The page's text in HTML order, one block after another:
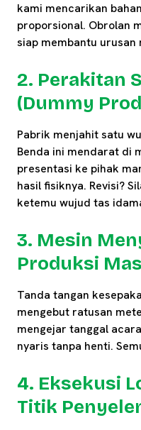
kami mencarikan
proporsional. Obrolan
siap membantu urusan
2. Perakitan
(Dummy
Pabrik menjahit satu
Benda ini mendarat di
presentasi ke pihak
hasil fisiknya. Revisi?
ketemu wujud tas
3. Mesin
Produksi
Tanda tangan
mengebut ratusan
mengejar tanggal
nyaris tanpa henti.
4. Eksekusi
Titik